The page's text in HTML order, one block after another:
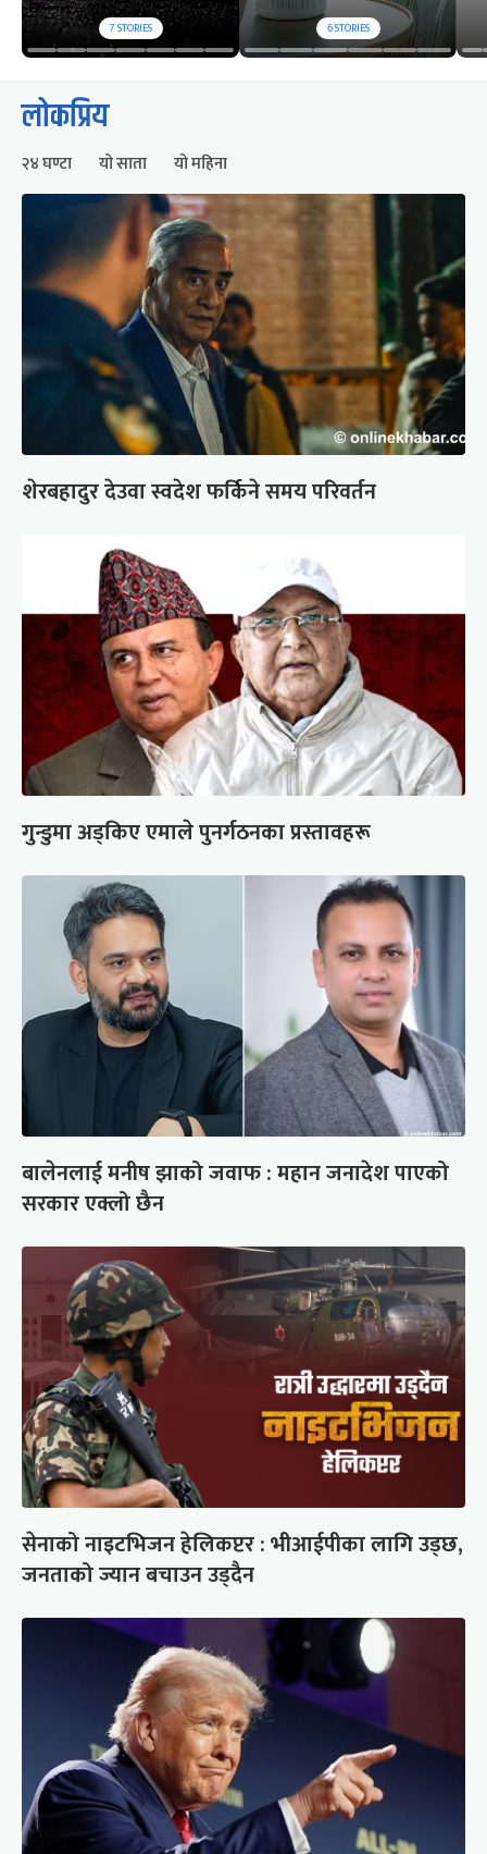
7STORIES 6STORIES
लोकप्रिय
२४ घण्टा यो साता यो महिना
शेरबहादुर देउवा स्वदेश फर्किने समय परिवर्तन
गुन्डुमा अड्किए एमाले पुनर्गठनका प्रस्तावहरू
बालेनलाई मनीष झाको जवाफ : महान जनादेश पाएको
सरकार एक्लो छैन
सेनाको नाइटभिजन हेलिकप्टर : भीआईपीका लागि उड्छ,
जनताको ज्यान बचाउन उड्दैन